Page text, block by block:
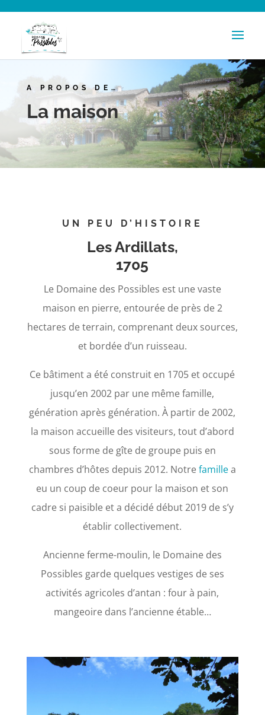
A PROPOS DE…
La maison
UN PEU D’HISTOIRE
Les Ardillats,
1705
Le Domaine des Possibles est une vaste
maison en pierre, entourée de près de 2
hectares de terrain, comprenant deux sources,
et bordée d’un ruisseau.
Ce bâtiment a été construit en 1705 et occupé
jusqu’en 2002 par une même famille,
génération après génération. À partir de 2002,
la maison accueille des visiteurs, tout d’abord
sous forme de gîte de groupe puis en
chambres d’hôtes depuis 2012. Notrefamillea
eu un coup de coeur pour la maison et son
cadre si paisible et a décidé début 2019 de s’y
établir collectivement.
Ancienne ferme-moulin, le Domaine des
Possibles garde quelques vestiges de ses
activités agricoles d’antan : four à pain,
mangeoire dans l’ancienne étable…